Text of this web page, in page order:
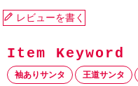
レビューを書く
袖ありサンタ 王道サンタ